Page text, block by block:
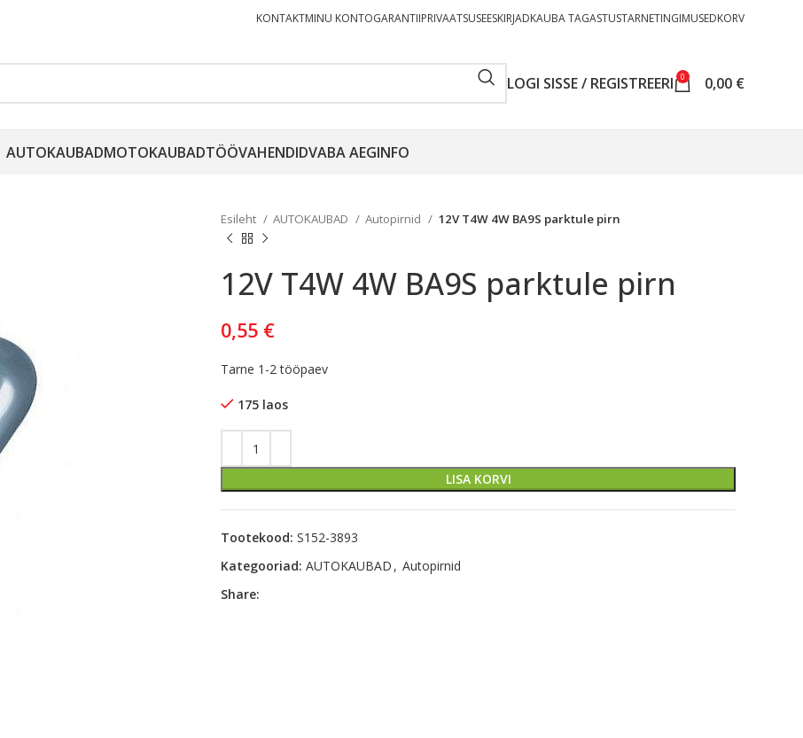
KONTAKTMINU KONTOGARANTIIPRIVAATSUSEESKIRJADKAUBA TAGASTUSTARNETINGIMUSEDKORV
LOGI SISSE / REGISTREERI 0 0,00 €
AUTOKAUBADMOTOKAUBADTÖÖVAHENDIDVABA AEGINFO
Esileht AUTOKAUBAD Autopirnid 12V T4W 4W BA9S parktule pirn
12V T4W 4W BA9S parktule pirn
0,55 €
Tarne 1-2 tööpaev
175 laos
LISA KORVI
Tootekood: S152-3893
Kategooriad: AUTOKAUBAD , Autopirnid
Share: